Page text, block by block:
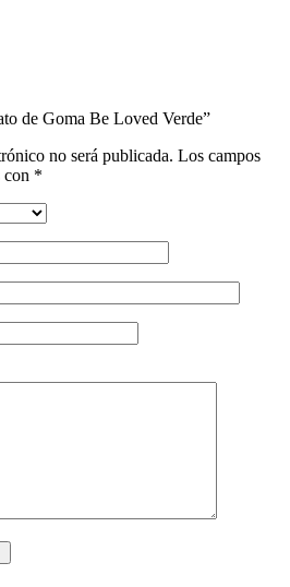
de Goma Be Loved Verde”
no será publicada. Los campos
con *